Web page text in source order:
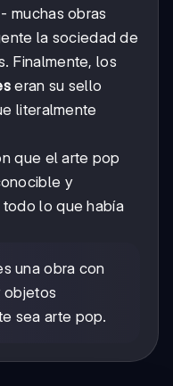
muchas obras
la sociedad de
Finalmente, los
eran su sello
literalmente
que el arte pop
y
lo que había
una obra con
objetos
sea arte pop.